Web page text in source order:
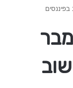
ספטמבר